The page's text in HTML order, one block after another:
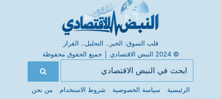
قلب السوق: الخبر.. التحليل.. القرار
© 2024 النبض الاقتصادي
جميع الحقوق محفوظة
الرئيسية سياسة الخصوصية شروط الاستخدام من نحن